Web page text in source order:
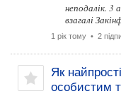
неподалік.
взагалі
1 рік тому • 2
Як
особистим